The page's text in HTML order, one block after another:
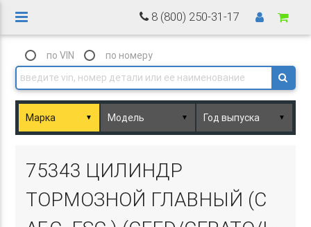
8 (800) 250-31-17
по VIN по номеру
▼ ▼ ▼
75343 ЦИЛИНДР
ТОРМОЗНОЙ ГЛАВНЫЙ (С